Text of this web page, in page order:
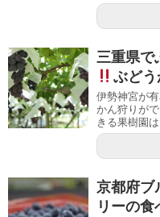
三重県で
ぶど
伊勢神宮が
かん狩りが
きる果樹園
京都府ブ
リーの